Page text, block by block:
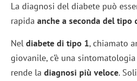
La diagnosi del diabete può
rapidaanche a seconda del tipo
Neldiabete di tipo 1, chiamato
giovanile, c’è una
rende ladiagnosi più veloce.